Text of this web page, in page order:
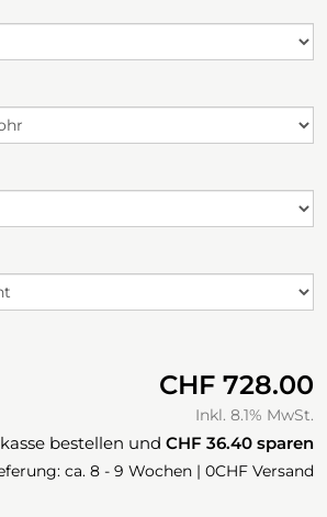
CHF 728.00
Inkl. 8.1% MwSt.
bestellen und CHF 36.40 sparen
ca. 8 - 9 Wochen | 0CHF Versand